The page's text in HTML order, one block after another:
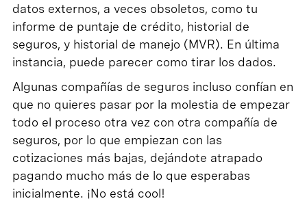
datos externos, a veces obsoletos, como tu
informe de puntaje de crédito, historial de
seguros, y historial de manejo (MVR). En última
instancia, puede parecer como tirar los dados.
Algunas compañías de seguros incluso confían en
que no quieres pasar por la molestia de empezar
todo el proceso otra vez con otra compañía de
seguros, por lo que empiezan con las
cotizaciones más bajas, dejándote atrapado
pagando mucho más de lo que esperabas
inicialmente. ¡No está cool!